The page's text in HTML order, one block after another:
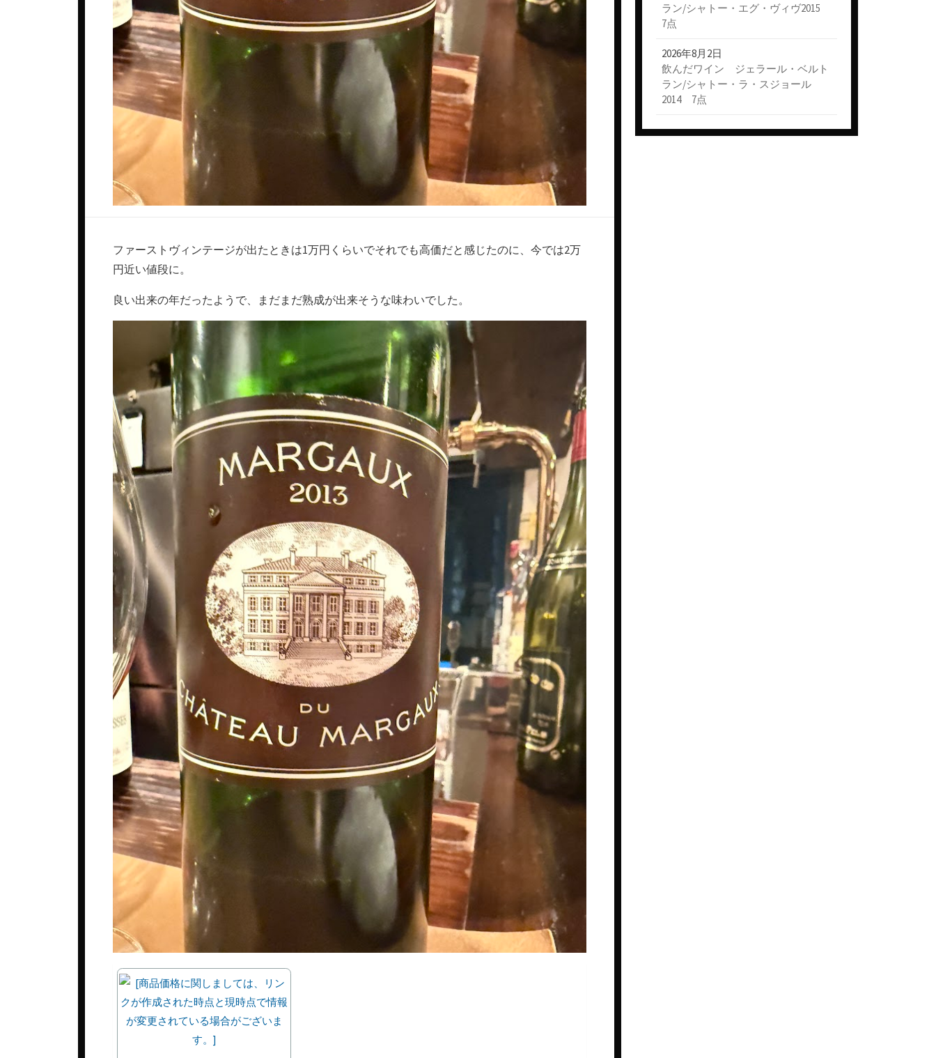
ファーストヴィンテージが出たときは1万円くらいでそれでも高価だと感じたのに、今では2万
円近い値段に。
良い出来の年だったようで、まだまだ熟成が出来そうな味わいでした。
ラン/シャトー・エグ・ヴィヴ2015
7点
2026年8月2日
飲んだワイン ジェラール・ベルト
ラン/シャトー・ラ・スジョール
2014 7点